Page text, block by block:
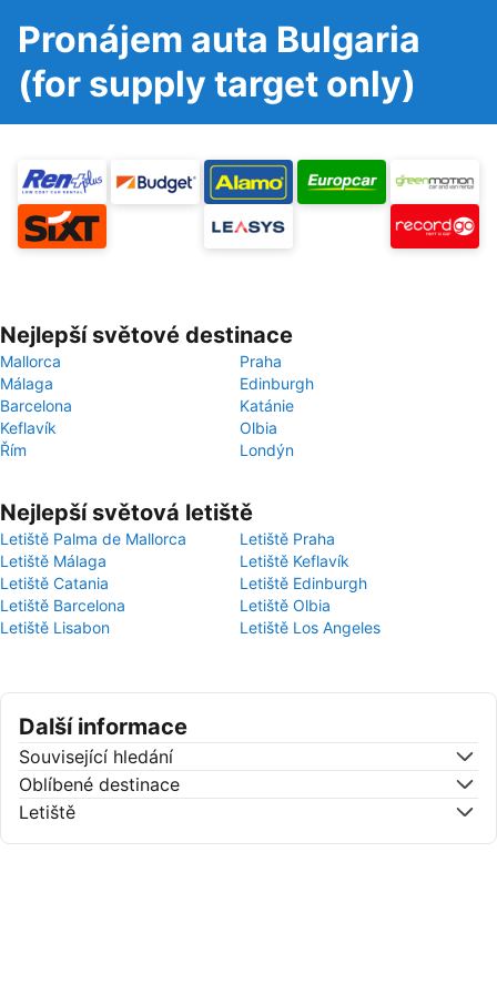
Pronájem auta Bulgaria
(for supply target only)
Nejlepší světové destinace
Mallorca
Praha
Málaga
Edinburgh
Barcelona
Katánie
Keflavík
Olbia
Řím
Londýn
Nejlepší světová letiště
Letiště Palma de Mallorca
Letiště Praha
Letiště Málaga
Letiště Keflavík
Letiště Catania
Letiště Edinburgh
Letiště Barcelona
Letiště Olbia
Letiště Lisabon
Letiště Los Angeles
Další informace
Související hledání
Oblíbené destinace
Letiště